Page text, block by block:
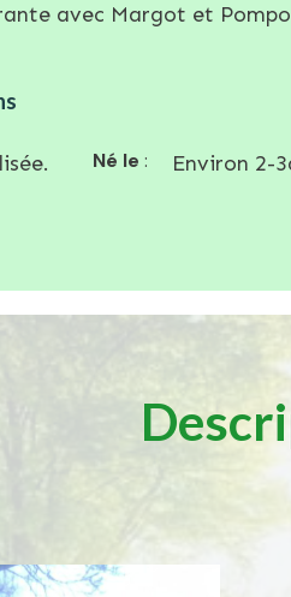
avec Margot et
Né le : Environ 2-